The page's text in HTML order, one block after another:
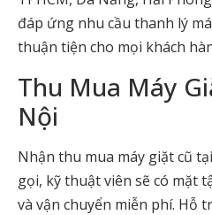
đáp ứng nhu cầu thanh lý
thuận tiện cho mọi khách
Thu Mua Máy
Nội
Nhận thu mua máy giặt cũ
gọi, kỹ thuật viên sẽ có mặt
và vận chuyển miễn phí. Hỗ